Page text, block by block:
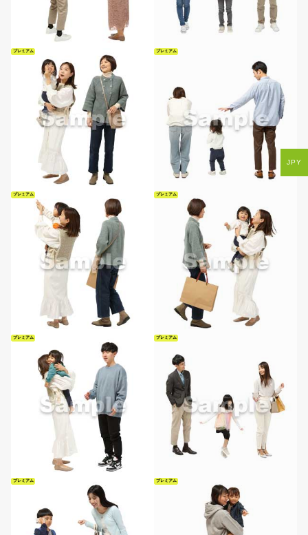
プレミアム プレミアム
プレミアム プレミアム
プレミアム プレミアム
プレミアム プレミアム
JPY